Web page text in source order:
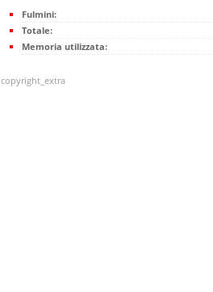
Fulmini:
Totale:
Memoria utilizzata:
copyright_extra